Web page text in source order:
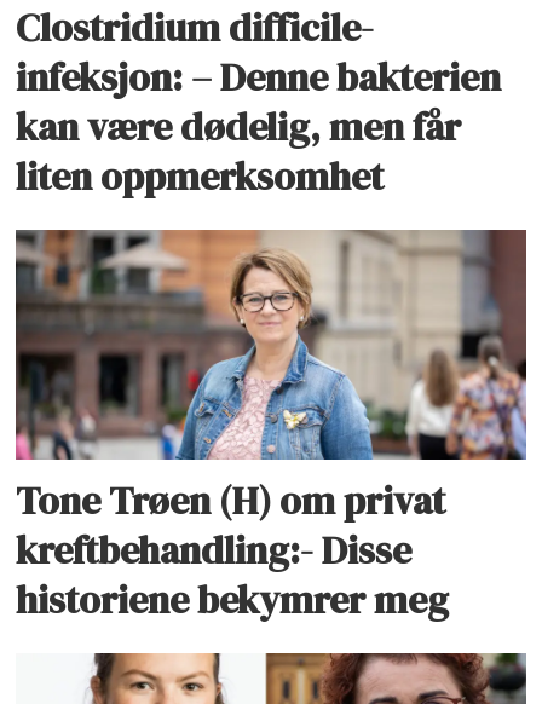
Clostridium difficile-
infeksjon: – Denne bakterien
kan være dødelig, men får
liten oppmerksomhet
Tone Trøen (H) om privat
kreftbehandling:- Disse
historiene bekymrer meg